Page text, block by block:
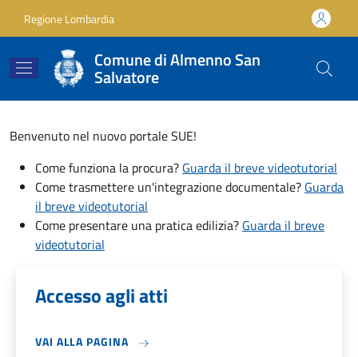
Regione Lombardia
Comune di Almenno San
Salvatore
Benvenuto nel nuovo portale SUE!
Come funziona la procura? Guarda il breve videotutorial
Come trasmettere un'integrazione documentale? Guarda
il breve videotutorial
Come presentare una pratica edilizia? Guarda il breve
videotutorial
Accesso agli atti
VAI ALLA PAGINA